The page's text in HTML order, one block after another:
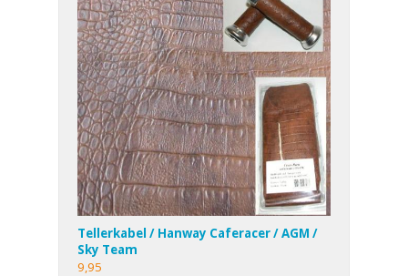
Tellerkabel / Hanway Caferacer / AGM /
Sky Team
9,95